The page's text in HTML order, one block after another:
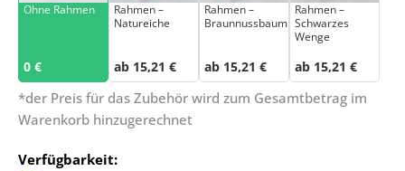
Ohne Rahmen
0 €
Rahmen –
Natureiche
ab 15,21 €
Rahmen –
Braunnussbaum
ab 15,21 €
Rahmen –
Schwarzes
Wenge
ab 15,21 €
*der Preis für das Zubehör wird zum Gesamtbetrag im
Warenkorb hinzugerechnet
Verfügbarkeit: